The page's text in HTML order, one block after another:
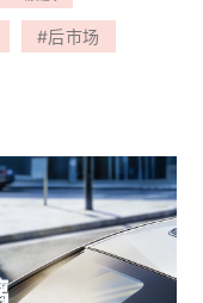
#后市场